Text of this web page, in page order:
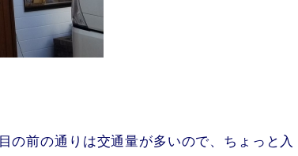
の前の通りは交通量が多いので、ちょっと入